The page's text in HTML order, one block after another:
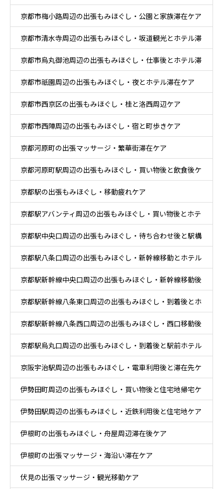
京都市梅小路周辺の出張もみほぐし・公園と家族滞在ケア
京都市清水寺周辺の出張もみほぐし・坂道観光とホテル滞
在ケア
京都市烏丸御池周辺の出張もみほぐし・仕事後とホテル滞
在ケア
京都市祇園周辺の出張もみほぐし・夜とホテル滞在ケア
京都市西京区の出張もみほぐし・桂と洛西周辺ケア
京都市西陣周辺の出張もみほぐし・宿と町歩きケア
京都河原町の出張マッサージ・繁華街滞在ケア
京都河原町駅周辺の出張もみほぐし・買い物後と飲食後ケ
ア
京都駅の出張もみほぐし・移動疲れケア
京都駅アバンティ周辺の出張もみほぐし・買い物後とホテ
ル休息ケア
京都駅中央口周辺の出張もみほぐし・待ち合わせ後と駅構
内移動ケア
京都駅八条口周辺の出張もみほぐし・新幹線移動とホテル
滞在ケア
京都駅新幹線中央口周辺の出張もみほぐし・新幹線移動後
と乗換ケア
京都駅新幹線八条東口周辺の出張もみほぐし・到着後とホ
テル休息ケア
京都駅新幹線八条西口周辺の出張もみほぐし・西口移動後
とホテル休息ケア
京都駅烏丸口周辺の出張もみほぐし・到着後と駅前ホテル
ケア
京阪宇治駅周辺の出張もみほぐし・電車利用後と滞在先ケ
ア
伊勢田町周辺の出張もみほぐし・買い物後と住宅地帰宅ケ
ア
伊勢田駅周辺の出張もみほぐし・近鉄利用後と住宅地ケア
伊根町の出張もみほぐし・舟屋周辺滞在後ケア
伊根町の出張マッサージ・海沿い滞在ケア
伏見の出張マッサージ・観光移動ケア